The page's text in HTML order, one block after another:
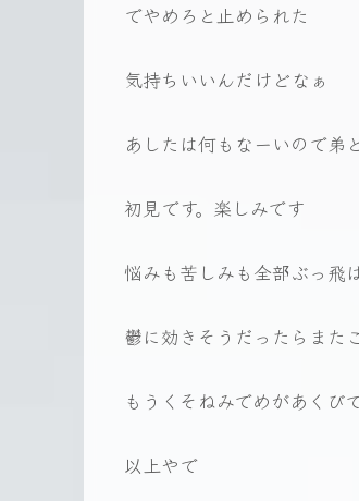
でやめろと止められた
気持ちいいんだけどなぁ
あしたは何もなーいので弟
初見です。楽しみです
悩みも苦しみも全部ぶっ飛
鬱に効きそうだったらまた
もうくそねみでめがあくび
以上やで